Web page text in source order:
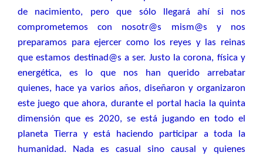
de nacimiento, pero que sólo llegará ahí si nos
comprometemos con nosotr@s mism@s y nos
preparamos para ejercer como los reyes y las reinas
que estamos destinad@s a ser. Justo la corona, física y
energética, es lo que nos han querido arrebatar
quienes, hace ya varios años, diseñaron y organizaron
este juego que ahora, durante el portal hacia la quinta
dimensión que es 2020, se está jugando en todo el
planeta Tierra y está haciendo participar a toda la
humanidad. Nada es casual sino causal y quienes